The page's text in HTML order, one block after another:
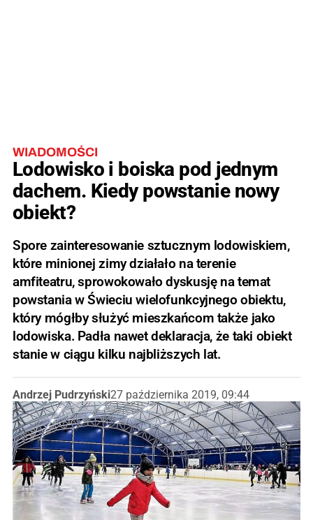
WIADOMOŚCI
Lodowisko i boiska pod jednym
dachem. Kiedy powstanie nowy
obiekt?
Spore zainteresowanie sztucznym lodowiskiem,
które minionej zimy działało na terenie
amfiteatru, sprowokowało dyskusję na temat
powstania w Świeciu wielofunkcyjnego obiektu,
który mógłby służyć mieszkańcom także jako
lodowiska. Padła nawet deklaracja, że taki obiekt
stanie w ciągu kilku najbliższych lat.
Andrzej Pudrzyński27 października 2019, 09:44